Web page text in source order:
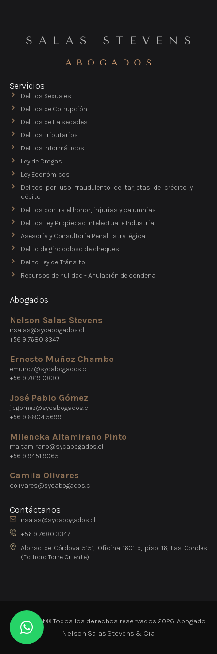
Servicios
Delitos Sexuales
Delitos de Corrupción
Delitos de Falsedades
Delitos Tributarios
Delitos Informáticos
Ley de Drogas
Ley Económicos
Delitos por uso fraudulento de tarjetas de crédito y
débito
Delitos contra el honor, injurias y calumnias
Delitos Ley Propiedad Intelectual e Industrial
Asesoría y Consultoría Penal Estratégica
Delito de giro doloso de cheques
Delito Ley de Tránsito
Recursos de nulidad - Anulación de condena
Abogados
Nelson Salas Stevens
nsalas@sycabogados.cl
+56 9 7680 3347
Ernesto Muñoz Chambe
emunoz@sycabogados.cl
+56 9 7819 0830
José Pablo Gómez
jpgomez@sycabogados.cl
+56 9 8804 5699
Milencka Altamirano Pinto
maltamirano@sycabogados.cl
+56 9 9451 9065
Camila Olivares
colivares@sycabogados.cl
Contáctanos
nsalas@sycabogados.cl
+56 9 7680 3347
Alonso de Córdova 5151, Oficina 1601 b, piso 16, Las Condes
(Edificio Torre Oriente).
Copyright © Todos los derechos reservados 2026. Abogado
Nelson Salas Stevens & Cia.